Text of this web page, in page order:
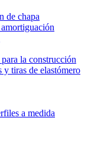
de chapa
la construcción
tiras de elastómero
a medida